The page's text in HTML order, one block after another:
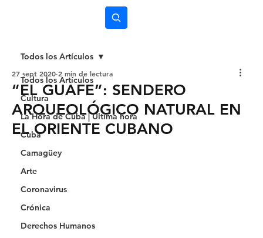
Todos los Artículos
Cultura
La Hora de Cuba | Última hora
Cuba
Camagüey
Arte
Coronavirus
Crónica
Derechos Humanos
Todos los Artículos
“EL GUAFE”: SENDERO
ARQUEOLÓGICO NATURAL EN
EL ORIENTE CUBANO
27 sept 2020 2 min de lectura